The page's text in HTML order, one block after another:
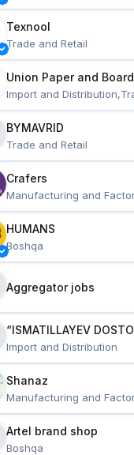
Texnool
Trade and Retail
Union Paper and
Import and
BYMAVRID
Trade and Retail
Crafers
Manufacturing and
HUMANS
Boshqa
Aggregator jobs
“ISMATILLAYEV
Import and Distribution
Shanaz
Manufacturing and
Artel brand shop
Boshqa